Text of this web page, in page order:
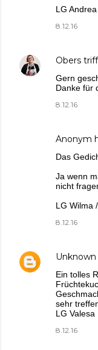
LG Andrea
8.12.16
Obers
Gern
Danke für
8.12.16
Anonym
Das
Ja wenn
nicht
LG Wilma
8.12.16
Unknown
Ein tolles
sehr
LG Valesa
8.12.16